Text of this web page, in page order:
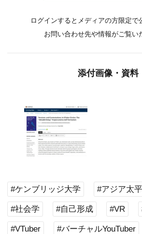
ログインするとメディアの方限定で
お問い合わせ先や情報がご覧い
添付画像・資料
#ケンブリッジ大学 #アジア太
#社会学 #自己形成 #VR
#VTuber #バーチャルYouTuber